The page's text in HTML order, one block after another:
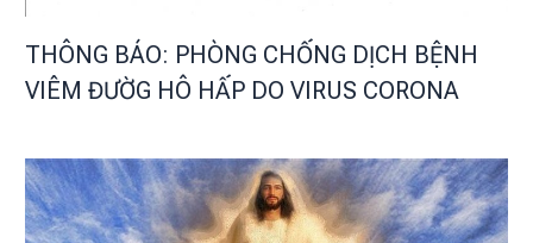
THÔNG BÁO: PHÒNG CHỐNG DỊCH BỆNH
VIÊM ĐƯỜG HÔ HẤP DO VIRUS CORONA